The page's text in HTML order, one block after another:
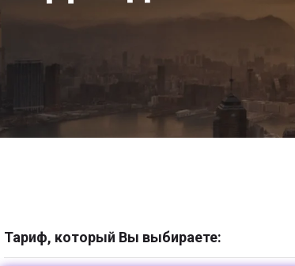
Тариф, который Вы выбираете: